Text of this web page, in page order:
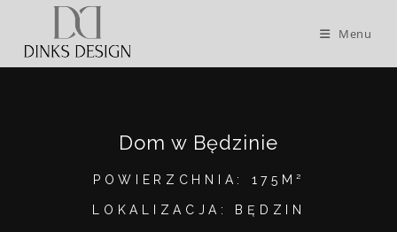
Menu
Dom w Będzinie
POWIERZCHNIA: 175M²
LOKALIZACJA: BĘDZIN